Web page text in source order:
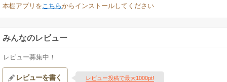
本棚アプリを こちらからインストールしてください
みんなのレビュー
レビュー募集中！
レビューを書く レビュー投稿で最大1000pt!